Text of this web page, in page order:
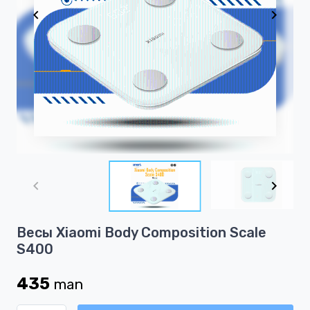
1
of
Весы Xiaomi Body Composition Scale
S400
435 man